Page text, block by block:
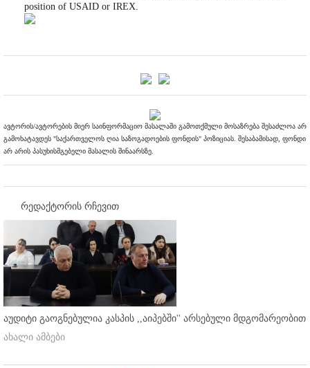
position of USAID or IREX.
ავტორის/ავტორების მიერ საინფორმაციო მასალაში გამოთქმული მოსაზრება შესაძლოა არ
გამოხატავდეს "საქართველოს ღია საზოგადოების ფონდის" პოზიციას. შესაბამისად, ფონდი
არ არის პასუხისმგებელი მასალის შინაარსზე.
რედაქტორის რჩევით
აუდიტი გაოგნებულია კასპის ,,აიპებში'' არსებული მდგომარეობით
ახალი ამბები